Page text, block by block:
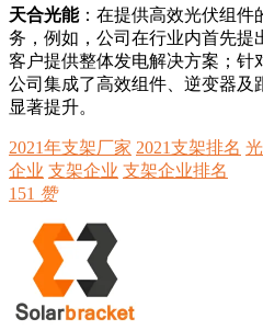
天合光能：在提供高效光伏组件
务，例如，公司在行业内首先提
客户提供整体发电解决方案；针
公司集成了高效组件、逆变器及
显著提升。
2021年支架厂家 2021支架排名
企业 支架企业 支架企业排名
151 赞